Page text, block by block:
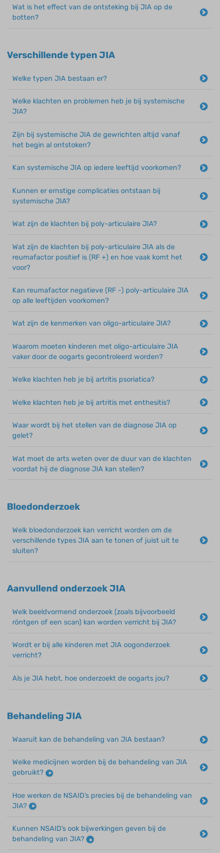
Wat is het effect van de ontsteking bij JIA op de
botten?
Verschillende typen JIA
Welke typen JIA bestaan er?
Welke klachten en problemen heb je bij systemische
JIA?
Zijn bij systemische JIA de gewrichten altijd vanaf
het begin al ontstoken?
Kan systemische JIA op iedere leeftijd voorkomen?
Kunnen er ernstige complicaties ontstaan bij
systemische JIA?
Wat zijn de klachten bij poly-articulaire JIA?
Wat zijn de klachten bij poly-articulaire JIA als de
reumafactor positief is (RF +) en hoe vaak komt het
voor?
Kan reumafactor negatieve (RF -) poly-articulaire JIA
op alle leeftijden voorkomen?
Wat zijn de kenmerken van oligo-articulaire JIA?
Waarom moeten kinderen met oligo-articulaire JIA
vaker door de oogarts gecontroleerd worden?
Welke klachten heb je bij artritis psoriatica?
Welke klachten heb je bij artritis met enthesitis?
Waar wordt bij het stellen van de diagnose JIA op
gelet?
Wat moet de arts weten over de duur van de klachten
voordat hij de diagnose JIA kan stellen?
Bloedonderzoek
Welk bloedonderzoek kan verricht worden om de
verschillende types JIA aan te tonen of juist uit te
sluiten?
Aanvullend onderzoek JIA
Welk beeldvormend onderzoek (zoals bijvoorbeeld
röntgen of een scan) kan worden verricht bij JIA?
Wordt er bij alle kinderen met JIA oogonderzoek
verricht?
Als je JIA hebt, hoe onderzoekt de oogarts jou?
Behandeling JIA
Waaruit kan de behandeling van JIA bestaan?
Welke medicijnen worden bij de behandeling van JIA
gebruikt?
Hoe werken de NSAID’s precies bij de behandeling van
JIA?
Kunnen NSAID’s ook bijwerkingen geven bij de
behandeling van JIA?